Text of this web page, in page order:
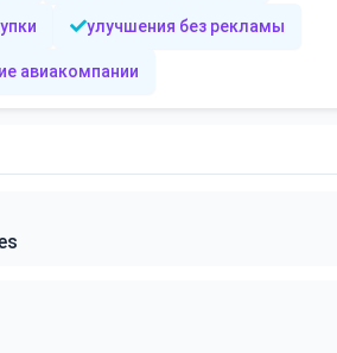
улучшения без рекламы
авиакомпании